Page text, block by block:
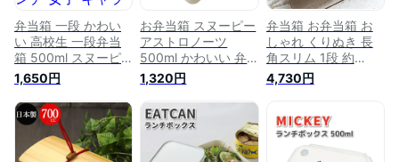
弁当箱 一段 かわい
い 高校生 一段弁当
箱 500ml スヌーピ
ー 日本製 抗菌 中学
生 ランチ 女子 キャ
ラクター ランチボッ
クス 1段 お弁当箱 シ
ンプル おしゃれ お
弁当 レンジ可能 レ
1,650円
お弁当箱 スヌーピー
アストロノーツ
500ml かわいい 弁
当箱 女子 男子 大人
子供 高校生 中学生
小学生 お弁当 ラン
チボックス
1,320円
弁当箱 お弁当箱 お
しゃれ くりぬき 長
角スリム 1段 約
500cc バンド付き
ブナの木 木のべんと
学生 小学生 幼稚園
男子 女子 こども 大
人 子供 女の子 男の
4,730円